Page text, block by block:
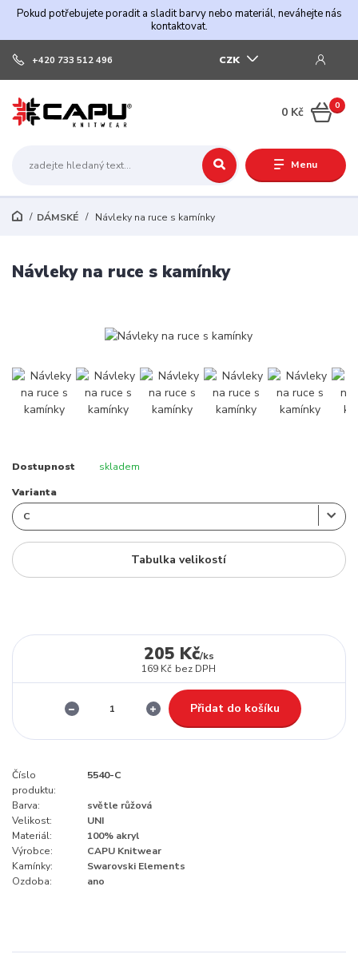
Pokud potřebujete poradit a sladit barvy nebo materiál, neváhejte nás
kontaktovat.
Menu
CZK
+420 733 512 496
0
0 Kč
DÁMSKÉ Návleky na ruce s kamínky
Návleky na ruce s kamínky
Dostupnost skladem
Varianta
Tabulka velikostí
205 Kč/ks
169 Kč bez DPH
Přidat do košíku
Číslo
produktu:
5540-C
Barva:
světle růžová
Velikost:
UNI
Materiál:
100% akryl
Výrobce:
CAPU Knitwear
Kamínky:
Swarovski Elements
Ozdoba:
ano